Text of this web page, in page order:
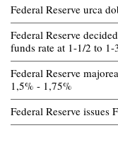
Federal Reserve urca
Federal Reserve
funds rate at 1-1/2 to 1-
Federal Reserve
1,5% - 1,75%
Federal Reserve issues